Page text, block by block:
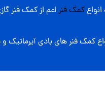
کمک فنراعم از کمک فنر
کمک فنر های بادی آیرماتیک و